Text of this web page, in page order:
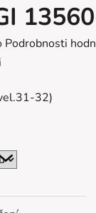
Podrobnosti
32)